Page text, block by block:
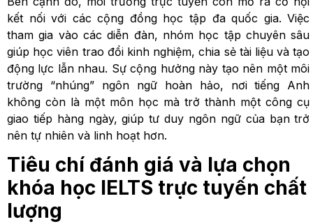
kết nối với các cộng đồng học tập đa quốc gia. Việc
tham gia vào các diễn đàn, nhóm học tập chuyên sâu
giúp học viên trao đổi kinh nghiệm, chia sẻ tài liệu và tạo
động lực lẫn nhau. Sự cộng hưởng này tạo nên một môi
trường “nhúng” ngôn ngữ hoàn hảo, nơi tiếng Anh
không còn là một môn học mà trở thành một công cụ
giao tiếp hàng ngày, giúp tư duy ngôn ngữ của bạn trở
nên tự nhiên và linh hoạt hơn.
Tiêu chí đánh giá và lựa chọn
khóa học IELTS trực tuyến chất
lượng